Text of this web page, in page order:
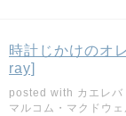
時計じかけのオ
ray]
posted with カエレバ
マルコム・マクドウ